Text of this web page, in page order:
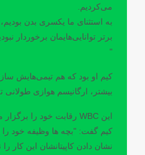
می‌کردیم.
به استثنای ما یکسری بدن
برتر توانایی‌هایمان برخوردار
"
کیم او بود که هم تیمی‌هایش
بیشتر، ارگانیسم هوازی
این WBC رقابت خود را برگزار می کند.
کیم گفت: "بچه ها وظیفه خود را
نشان دادن کاپیتانشان این کار را